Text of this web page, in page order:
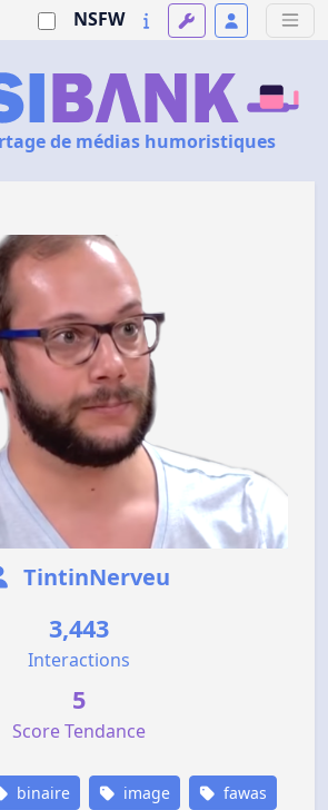
NSFW
de médias humoristiques
TintinNerveu
3,443
Interactions
5
Score Tendance
binaire image fawas